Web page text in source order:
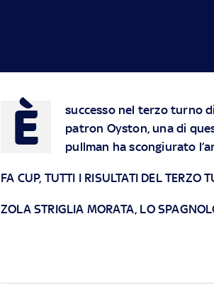
È
successo nel terzo turno
patron Oyston, una di
pullman ha scongiurato
FA CUP, TUTTI I RISULTATI DEL TERZO
ZOLA STRIGLIA MORATA, LO